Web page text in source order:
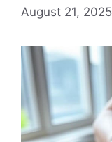
August 21, 2025